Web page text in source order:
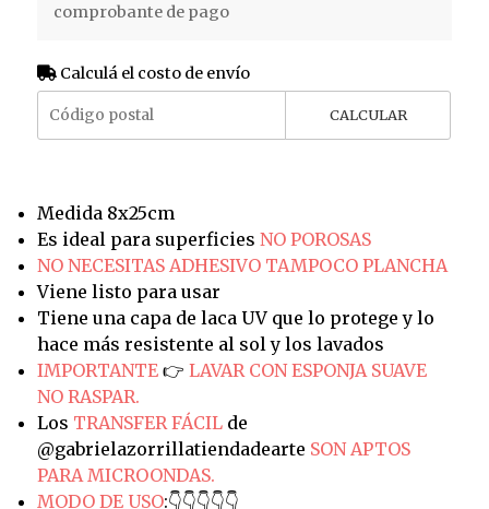
comprobante de pago
Calculá el costo de envío
CALCULAR
Medida 8x25cm
Es ideal para superficies NO POROSAS
NO NECESITAS ADHESIVO TAMPOCO PLANCHA
Viene listo para usar
Tiene una capa de laca UV que lo protege y lo
hace más resistente al sol y los lavados
IMPORTANTE 👉 LAVAR CON ESPONJA SUAVE
NO RASPAR.
Los TRANSFER FÁCILde
@gabrielazorrillatiendadearte SON APTOS
PARA MICROONDAS.
MODO DE USO:👇👇👇👇👇